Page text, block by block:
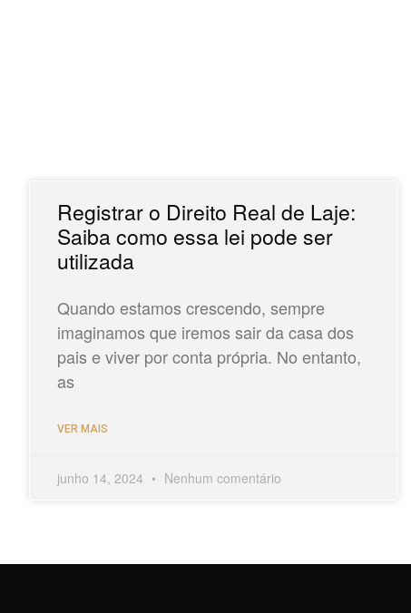
Registrar o Direito Real de Laje:
Saiba como essa lei pode ser
utilizada
Quando estamos crescendo, sempre
imaginamos que iremos sair da casa dos
pais e viver por conta própria. No entanto,
as
VER MAIS
junho 14, 2024 Nenhum comentário